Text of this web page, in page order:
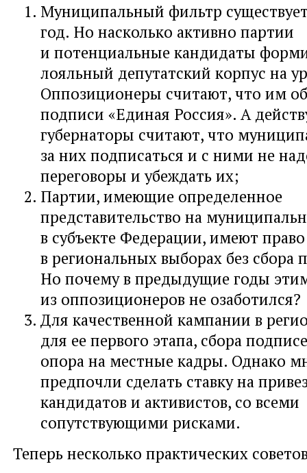
Муниципальный фильтр
год. Но насколько активно партии
и потенциальные кандидаты
лояльный депутатский корпус на
Оппозиционеры считают, что им
подписи «Единая Россия». А
губернаторы считают, что
за них подписаться и с ними не
переговоры и убеждать их;
Партии, имеющие определенное
представительство на
в субъекте Федерации, имеют право
в региональных выборах без сбора
Но почему в предыдущие годы
из оппозиционеров не озаботился?
Для качественной кампании в
для ее первого этапа, сбора
опора на местные кадры. Однако
предпочли сделать ставку на
кандидатов и активистов, со всеми
сопутствующими рисками.
Теперь несколько практических